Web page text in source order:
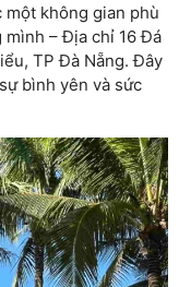
một không gian phù
mình – Địa chỉ 16 Đá
TP Đà Nẵng. Đây
bình yên và sức